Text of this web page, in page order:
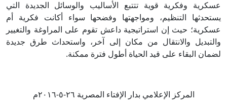
عسكرية وفكرية قوية تتتبع الأساليب والوسائل الجديدة التي
يستحدثها التنظيم، ومواجهتها وفضحها سواء أكانت فكرية أم
عسكرية؛ حيث إن استراتيجية داعش تقوم على المراوغة والتغيير
والتبديل والانتقال من مكان إلى آخر، واستحداث طرق جديدة
لضمان البقاء على قيد الحياة أطول فترة ممكنة.
المركز الإعلامي بدار الإفتاء المصرية ٢٦-٥-٢٠١٦م